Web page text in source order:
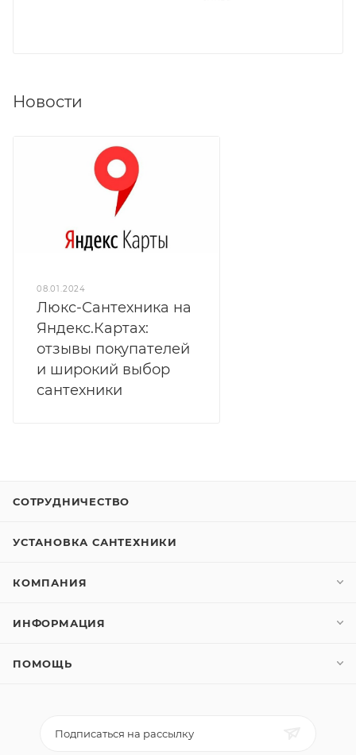
Новости
08.01.2024
Люкс-Сантехника на
Яндекс.Картах:
отзывы покупателей
и широкий выбор
сантехники
СОТРУДНИЧЕСТВО
УСТАНОВКА САНТЕХНИКИ
КОМПАНИЯ
ИНФОРМАЦИЯ
ПОМОЩЬ
Подписаться на рассылку